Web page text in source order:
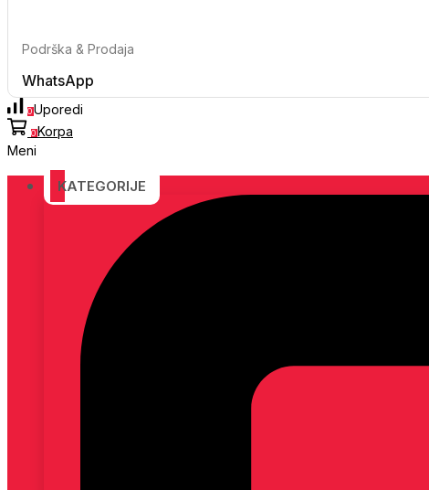
Podrška & Prodaja
WhatsApp
0 Uporedi
0 Korpa
Meni
KATEGORIJE